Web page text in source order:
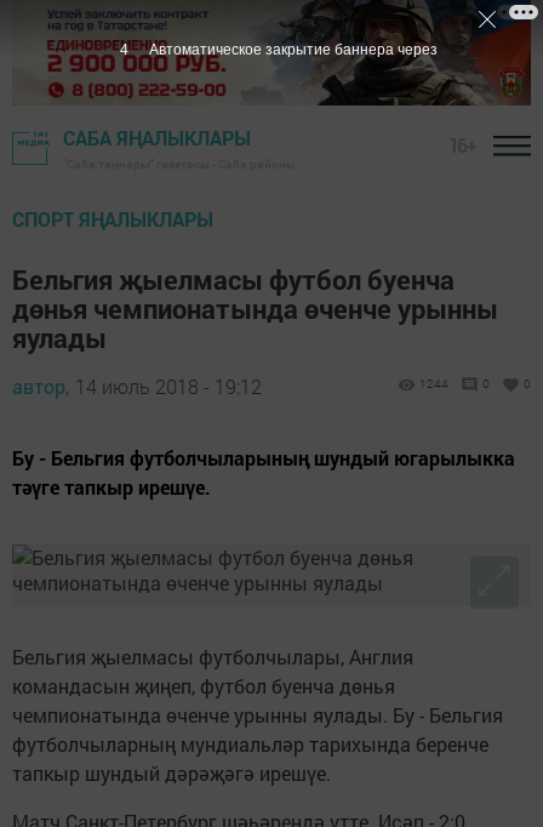
САБА ЯҢАЛЫКЛАРЫ
СПОРТ ЯҢАЛЫКЛАРЫ
Бельгия җыелмасы футбол буенча
дөнья чемпионатында өченче урынны
яулады
автор, 14 июль 2018 - 19:12 1244 0 0
Бу - Бельгия футболчыларының шундый югарылыкка
тәүге тапкыр ирешүе.
Бельгия җыелмасы футболчылары, Англия
командасын җиңеп, футбол буенча дөнья
чемпионатында өченче урынны яулады. Бу - Бельгия
футболчыларның мундиальләр тарихында беренче
тапкыр шундый дәрәҗәгә ирешүе.
3 Автоматическое закрытие баннера через